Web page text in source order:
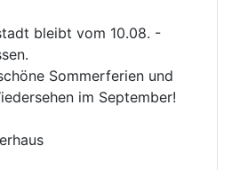
bleibt vom 10.08. -
Sommerferien und
im September!